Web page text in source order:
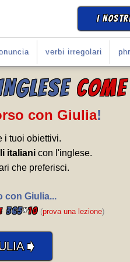
I
verbi irregolari
con Giulia!
i tuoi obiettivi.
italiani con l'inglese.
che preferisci.
con Giulia...
365*10 (prova una lezione)
➧